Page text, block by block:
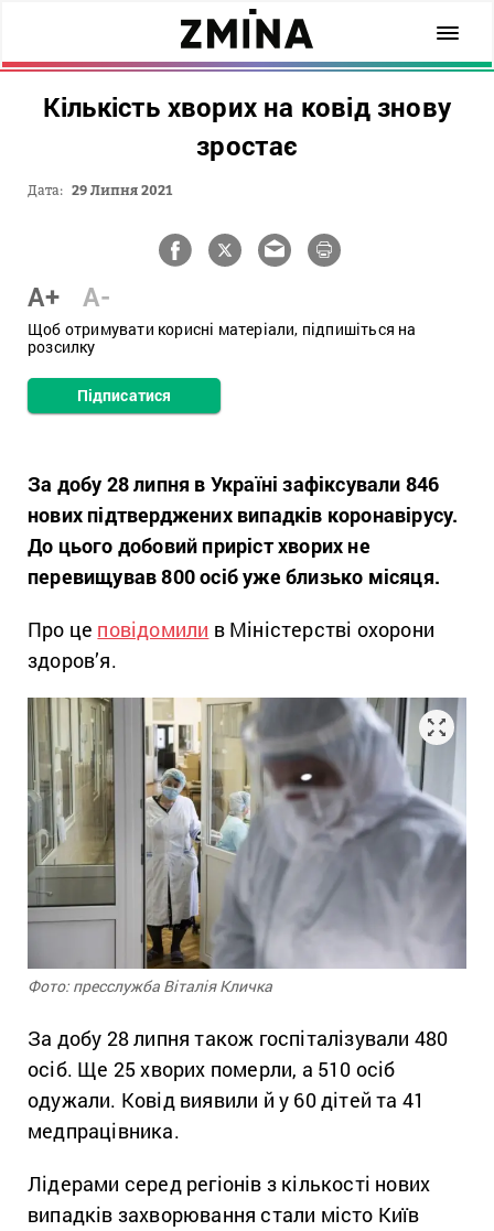
Кількість хворих на ковід знову
зростає
Дата: 29 Липня 2021
A+ A-
Щоб отримувати корисні матеріали, підпишіться на
розсилку
Підписатися
За добу 28 липня в Україні зафіксували 846
нових підтверджених випадків коронавірусу.
До цього добовий приріст хворих не
перевищував 800 осіб уже близько місяця.
Про це повідомили в Міністерстві охорони
здоров’я.
Фото: пресслужба Віталія Кличка
За добу 28 липня також госпіталізували 480
осіб. Ще 25 хворих померли, а 510 осіб
одужали. Ковід виявили й у 60 дітей та 41
медпрацівника.
Лідерами серед регіонів з кількості нових
випадків захворювання стали місто Київ